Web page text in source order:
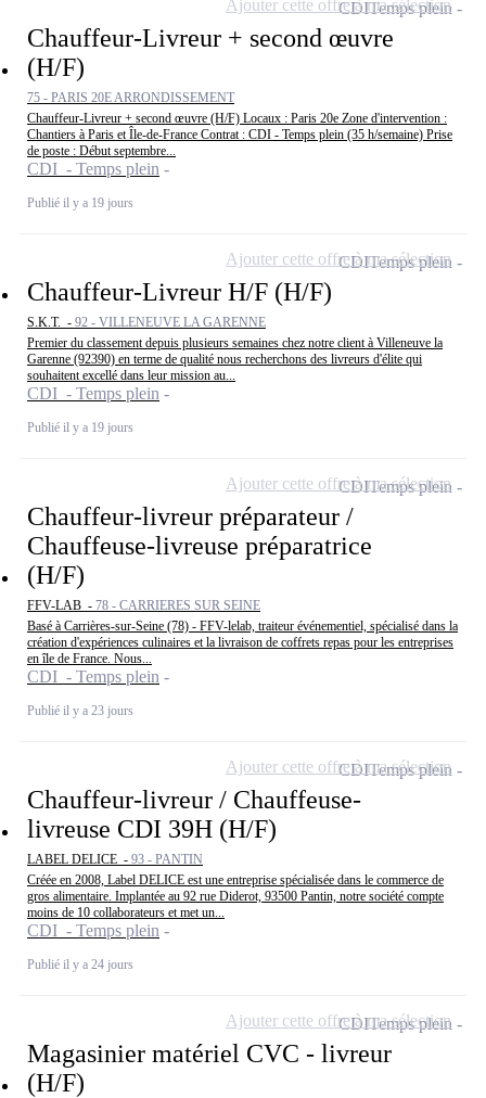
Chauffeur-Livreur + second œuvre
(H/F)
75 - PARIS 20E ARRONDISSEMENT
Chauffeur-Livreur + second œuvre (H/F) Locaux : Paris 20e Zone d'intervention :
Chantiers à Paris et Île-de-France Contrat : CDI - Temps plein (35 h/semaine) Prise
de poste : Début septembre...
CDI - Temps plein
Publié il y a 19 jours
CDITemps plein
Ajouter cette offre à ma sélection
Chauffeur-Livreur H/F (H/F)
S.K.T. - 92 - VILLENEUVE LA GARENNE
Premier du classement depuis plusieurs semaines chez notre client à Villeneuve la
Garenne (92390) en terme de qualité nous recherchons des livreurs d'élite qui
souhaitent excellé dans leur mission au...
CDI - Temps plein
Publié il y a 19 jours
CDITemps plein
Ajouter cette offre à ma sélection
Chauffeur-livreur préparateur /
Chauffeuse-livreuse préparatrice
(H/F)
FFV-LAB - 78 - CARRIERES SUR SEINE
Basé à Carrières-sur-Seine (78) - FFV-lelab, traiteur événementiel, spécialisé dans la
création d'expériences culinaires et la livraison de coffrets repas pour les entreprises
en île de France. Nous...
CDI - Temps plein
Publié il y a 23 jours
CDITemps plein
Ajouter cette offre à ma sélection
Chauffeur-livreur / Chauffeuse-
livreuse CDI 39H (H/F)
LABEL DELICE - 93 - PANTIN
Créée en 2008, Label DELICE est une entreprise spécialisée dans le commerce de
gros alimentaire. Implantée au 92 rue Diderot, 93500 Pantin, notre société compte
moins de 10 collaborateurs et met un...
CDI - Temps plein
Publié il y a 24 jours
CDITemps plein
Ajouter cette offre à ma sélection
Magasinier matériel CVC - livreur
(H/F)
CDITemps plein
Ajouter cette offre à ma sélection